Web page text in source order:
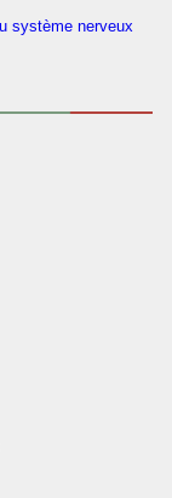
système nerveux